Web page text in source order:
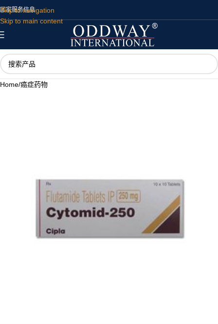
Skip to navigation
Skip to main content
国家服务信息
Home/癌症药物